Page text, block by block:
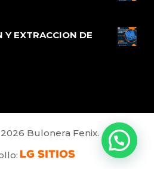
Y EXTRACCION DE
Bulonera Fenix.